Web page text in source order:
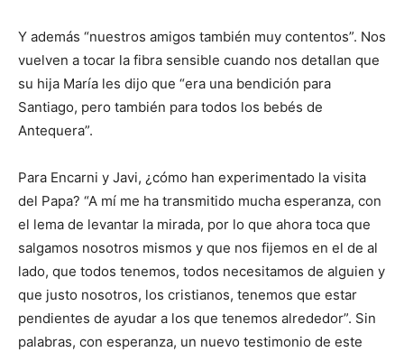
Y además “nuestros amigos también muy contentos”. Nos
vuelven a tocar la fibra sensible cuando nos detallan que
su hija María les dijo que “era una bendición para
Santiago, pero también para todos los bebés de
Antequera”.
Para Encarni y Javi, ¿cómo han experimentado la visita
del Papa? “A mí me ha transmitido mucha esperanza, con
el lema de levantar la mirada, por lo que ahora toca que
salgamos nosotros mismos y que nos fijemos en el de al
lado, que todos tenemos, todos necesitamos de alguien y
que justo nosotros, los cristianos, tenemos que estar
pendientes de ayudar a los que tenemos alrededor”. Sin
palabras, con esperanza, un nuevo testimonio de este